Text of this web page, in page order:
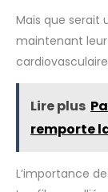
Mais que serait
maintenant
Lire plus
remporte
L’importance